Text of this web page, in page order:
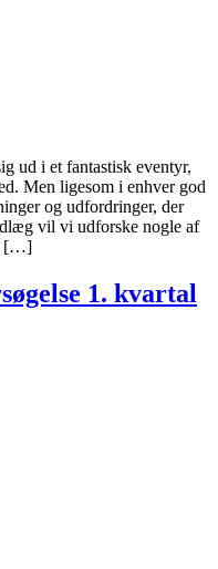
ud i et fantastisk eventyr,
Men ligesom i enhver god
og udfordringer, der
vil vi udforske nogle af
[…]
1. kvartal